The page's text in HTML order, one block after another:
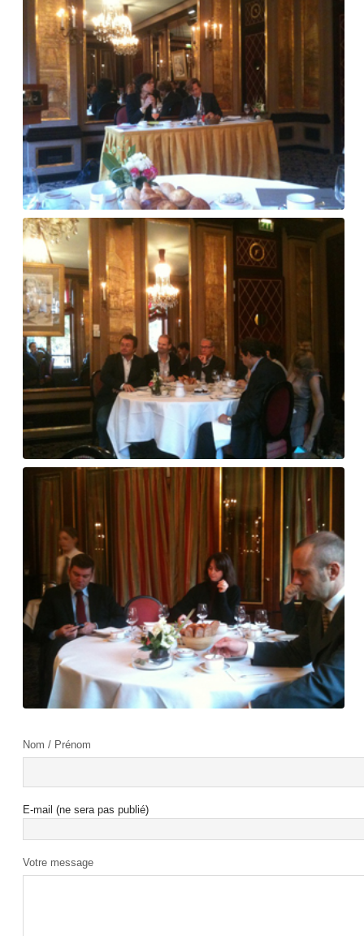
Nom / Prénom
E-mail (ne sera pas publié)
Votre message